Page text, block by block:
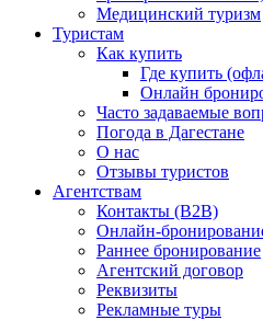
Медицинский туризм
Туристам
Как купить
Где купить
Онлайн
Часто задаваемые
Погода в Дагестане
О нас
Отзывы туристов
Агентствам
Контакты (B2B)
Онлайн-
Раннее бронирование
Агентский договор
Реквизиты
Рекламные туры